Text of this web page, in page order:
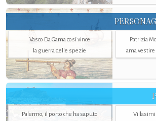
Vasco Da Gama così vince
la guerra delle spezie
Patrizia
ama
Palermo, il porto che ha saputo